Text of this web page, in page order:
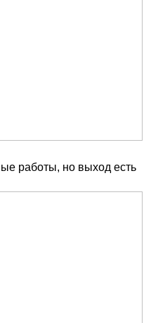
работы, но выход есть